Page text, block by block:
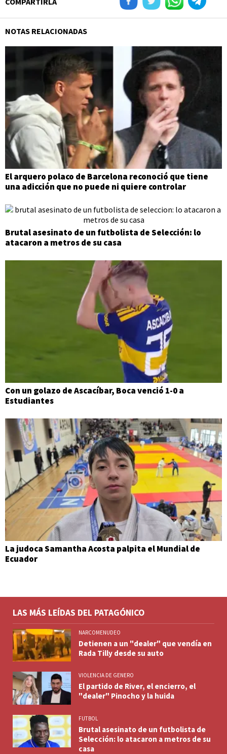
NOTAS RELACIONADAS
El arquero polaco de Barcelona reconoció que tiene
una adicción que no puede ni quiere controlar
Brutal asesinato de un futbolista de Selección: lo
atacaron a metros de su casa
Con un golazo de Ascacíbar, Boca venció 1-0 a
Estudiantes
La judoca Samantha Acosta palpita el Mundial de
Ecuador
LAS MÁS LEÍDAS DEL PATAGÓNICO
NARCOMENUDEO
Detienen a un "dealer" que vendía en
Rada Tilly desde su auto
VIOLENCIA DE GENERO
El partido de River, el encierro, el
"dealer" Pinocho y la huida
FUTBOL
Brutal asesinato de un futbolista de
Selección: lo atacaron a metros de su
casa